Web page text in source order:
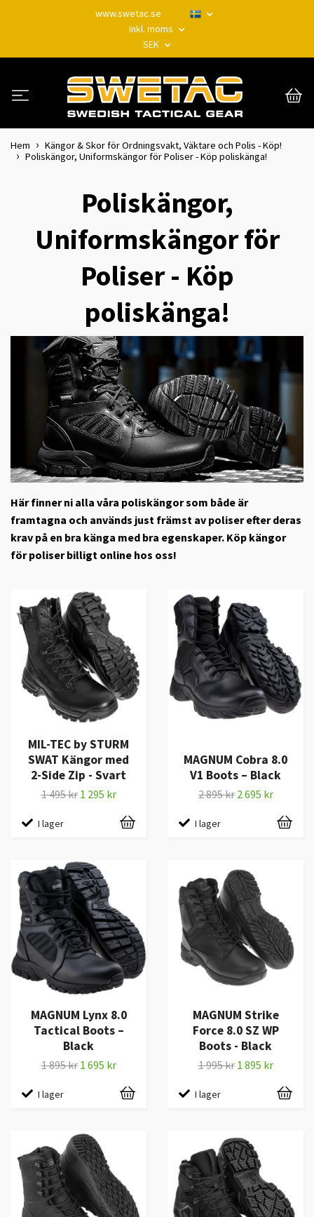
www.swetac.se
Inkl. moms
SEK
Hem
Kängor & Skor för Ordningsvakt, Väktare och Polis - Köp!
Poliskängor, Uniformskängor för Poliser - Köp poliskänga!
Poliskängor,
Uniformskängor för
Poliser - Köp
poliskänga!
Här finner ni alla våra poliskängor som både är
framtagna och används just främst av poliser efter deras
krav på en bra känga med bra egenskaper. Köp kängor
för poliser billigt online hos oss!
MIL-TEC by STURM
SWAT Kängor med
2-Side Zip - Svart
1 495 kr 1 295 kr
I lager
MAGNUM Cobra 8.0
V1 Boots – Black
2 895 kr 2 695 kr
I lager
MAGNUM Lynx 8.0
Tactical Boots –
Black
1 895 kr 1 695 kr
I lager
MAGNUM Strike
Force 8.0 SZ WP
Boots - Black
1 995 kr 1 895 kr
I lager